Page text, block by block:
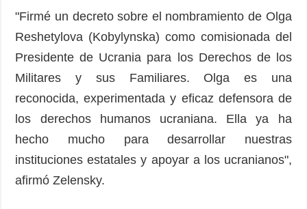
Fotos
Video
"Firmé un decreto sobre el nombramiento de Olga
Reshetylova (Kobylynska) como comisionada del
Presidente de Ucrania para los Derechos de los
Militares y sus Familiares. Olga es una
reconocida, experimentada y eficaz defensora de
los derechos humanos ucraniana. Ella ya ha
hecho mucho para desarrollar nuestras
instituciones estatales y apoyar a los ucranianos",
afirmó Zelensky.